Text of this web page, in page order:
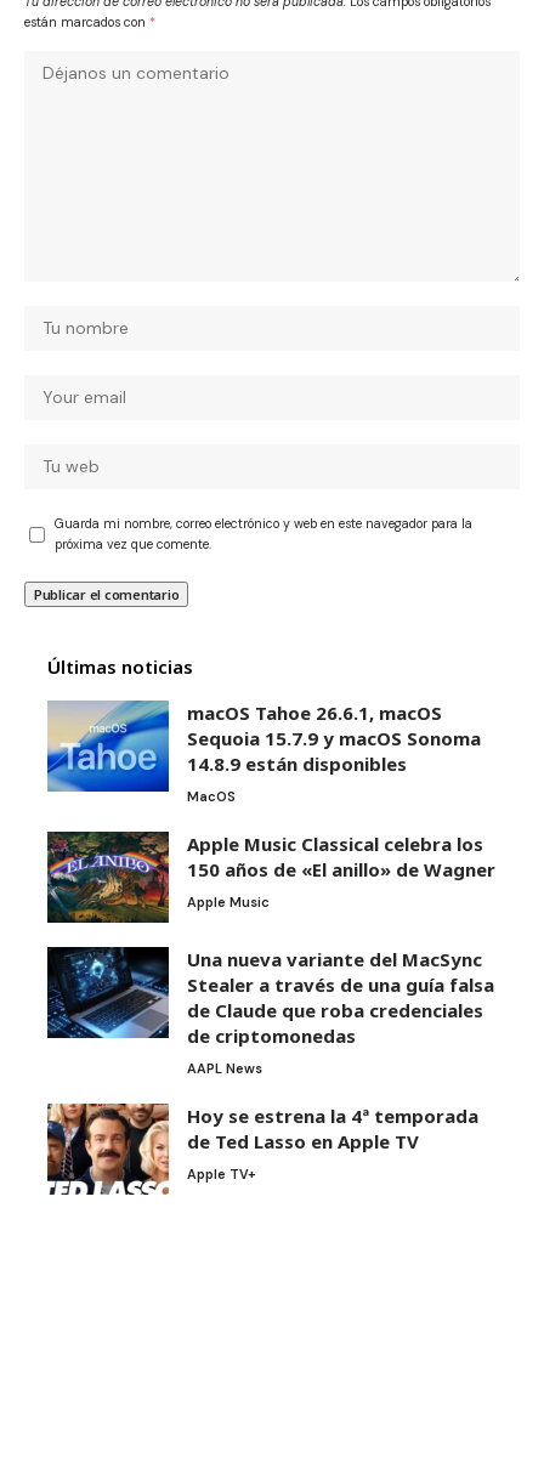
están marcados con *
Guarda mi nombre, correo electrónico y web en este navegador para la
próxima vez que comente.
Últimas noticias
macOS Tahoe 26.6.1, macOS
Sequoia 15.7.9 y macOS Sonoma
14.8.9 están disponibles
MacOS
Apple Music Classical celebra los
150 años de «El anillo» de Wagner
Apple Music
Una nueva variante del MacSync
Stealer a través de una guía falsa
de Claude que roba credenciales
de criptomonedas
AAPL News
Hoy se estrena la 4ª temporada
de Ted Lasso en Apple TV
Apple TV+